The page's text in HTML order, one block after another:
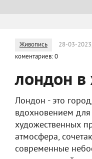
Живопись 28-03-
коментариев: 0
лондон
Лондон - это
вдохновением
художественных
атмосфера,
современные